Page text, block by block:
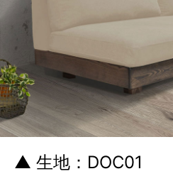
▲ 生地：DOC01